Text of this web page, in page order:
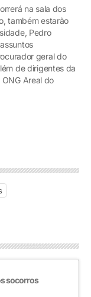
na sala dos
também estarão
Pedro
geral do
de dirigentes da
Areal do
socorros